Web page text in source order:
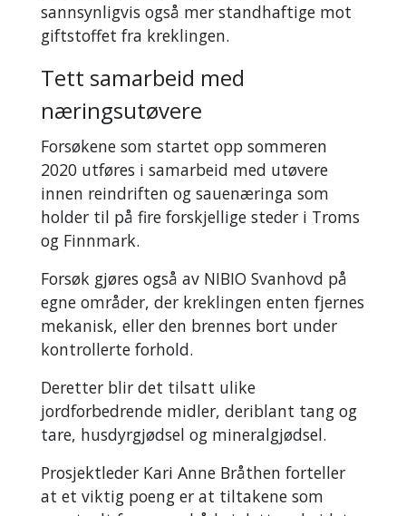
sannsynligvis også mer standhaftige mot
giftstoffet fra kreklingen.
Tett samarbeid med
næringsutøvere
Forsøkene som startet opp sommeren
2020 utføres i samarbeid med utøvere
innen reindriften og sauenæringa som
holder til på fire forskjellige steder i Troms
og Finnmark.
Forsøk gjøres også av NIBIO Svanhovd på
egne områder, der kreklingen enten fjernes
mekanisk, eller den brennes bort under
kontrollerte forhold.
Deretter blir det tilsatt ulike
jordforbedrende midler, deriblant tang og
tare, husdyrgjødsel og mineralgjødsel.
Prosjektleder Kari Anne Bråthen forteller
at et viktig poeng er at tiltakene som